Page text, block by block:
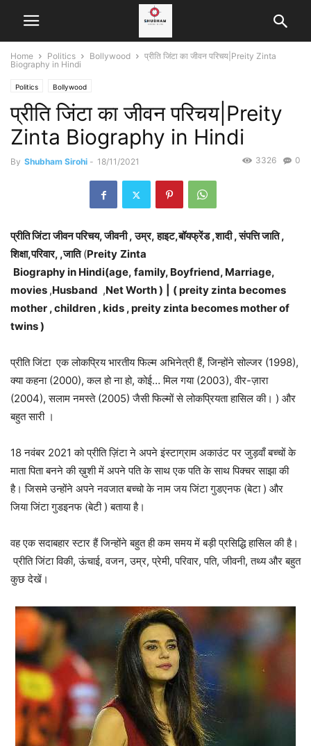
Home Politics Bollywood
प्रीति जिंटा का जीवन परिचय|Preity Zinta
Biography in Hindi
Politics Bollywood
प्रीति जिंटा का जीवन परिचय|Preity
Zinta Biography in Hindi
By Shubham Sirohi - 18/11/2021 0
3326
प्रीति जिंटा जीवन परिचय, जीवनी , उम्र, हाइट,बॉयफ्रेंड ,शादी , संपत्ति जाति ,
शिक्षा,परिवार, ,जाति(Preity Zinta
Biography in Hindi(age, family, Boyfriend, Marriage,
movies ,Husband ,Net Worth )
( preity zinta becomes
mother , children , kids , preity zinta becomes mother of
twins )
प्रीति जिंटा एक लोकप्रिय भारतीय फिल्म अभिनेत्री हैं, जिन्होंने सोल्जर (1998),
क्या कहना (2000), कल हो ना हो, कोई… मिल गया (2003), वीर-ज़ारा
(2004), सलाम नमस्ते (2005) जैसी फिल्मों से लोकप्रियता हासिल की। ) और
बहुत सारी ।
18 नवंबर 2021 को प्रीति ज़िंटा ने अपने इंस्टाग्राम अकाउंट पर जुड़वाँ बच्चों के
माता पिता बनने की ख़ुशी में अपने पति के साथ एक पति के साथ पिक्चर साझा की
है। जिसमे उन्होंने अपने नवजात बच्चो के नाम जय जिंटा गुडएनफ (बेटा ) और
जिया जिंटा गुडइनफ (बेटी ) बताया है।
वह एक सदाबहार स्टार हैं जिन्होंने बहुत ही कम समय में बड़ी प्रसिद्धि हासिल की है।
प्रीति जिंटा विकी, ऊंचाई, वजन, उम्र, प्रेमी, परिवार, पति, जीवनी, तथ्य और बहुत
कुछ देखें।